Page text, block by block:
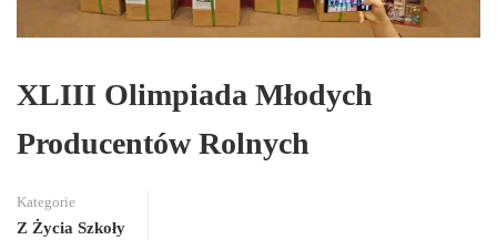
XLIII Olimpiada Młodych
Producentów Rolnych
Kategorie
Z Życia Szkoły